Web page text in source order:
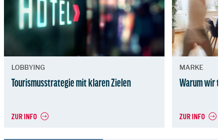
LOBBYING
Tourismusstrategie mit klaren Zielen
ZUR INFO
MARKE
Warum wir
ZUR INFO